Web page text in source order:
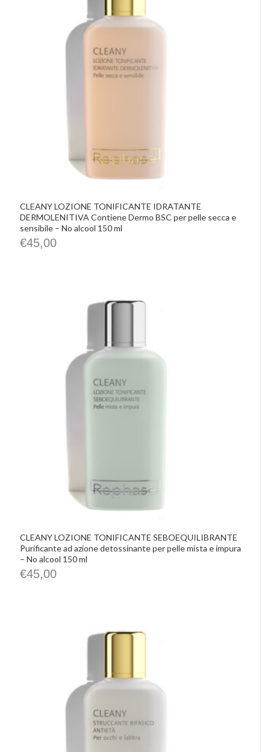
CLEANY LOZIONE TONIFICANTE IDRATANTE
DERMOLENITIVA Contiene Dermo BSC per pelle secca e
sensibile – No alcool 150 ml
€45,00
CLEANY LOZIONE TONIFICANTE SEBOEQUILIBRANTE
Purificante ad azione detossinante per pelle mista e impura
– No alcool 150 ml
€45,00